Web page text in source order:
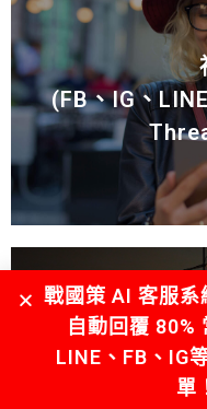
(FB、IG、
戰國策 AI 客服系
自動回覆 80%
LINE、FB、IG
單